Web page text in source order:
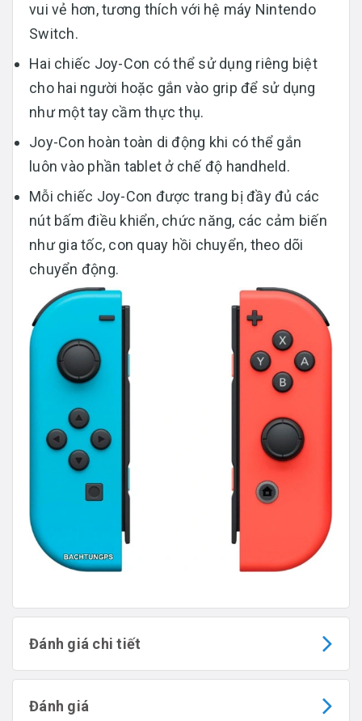
vui vẻ hơn, tương thích với hệ máy Nintendo
Switch.
Hai chiếc Joy-Con có thể sử dụng riêng biệt
cho hai người hoặc gắn vào grip để sử dụng
như một tay cầm thực thụ.
Joy-Con hoàn toàn di động khi có thể gắn
luôn vào phần tablet ở chế độ handheld.
Mỗi chiếc Joy-Con được trang bị đầy đủ các
nút bấm điều khiển, chức năng, các cảm biến
như gia tốc, con quay hồi chuyển, theo dõi
chuyển động.
Đánh giá chi tiết
Đánh giá